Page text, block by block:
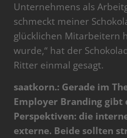
Unternehmens als
schmeckt meiner
glücklichen Mitarbeitern
wurde,“ hat der
Ritter einmal gesagt.
saatkorn.: Gerade im
Employer Branding gibt
Perspektiven: die
externe. Beide sollten